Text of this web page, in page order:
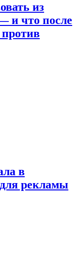
из
и что после
против
в
рекламы